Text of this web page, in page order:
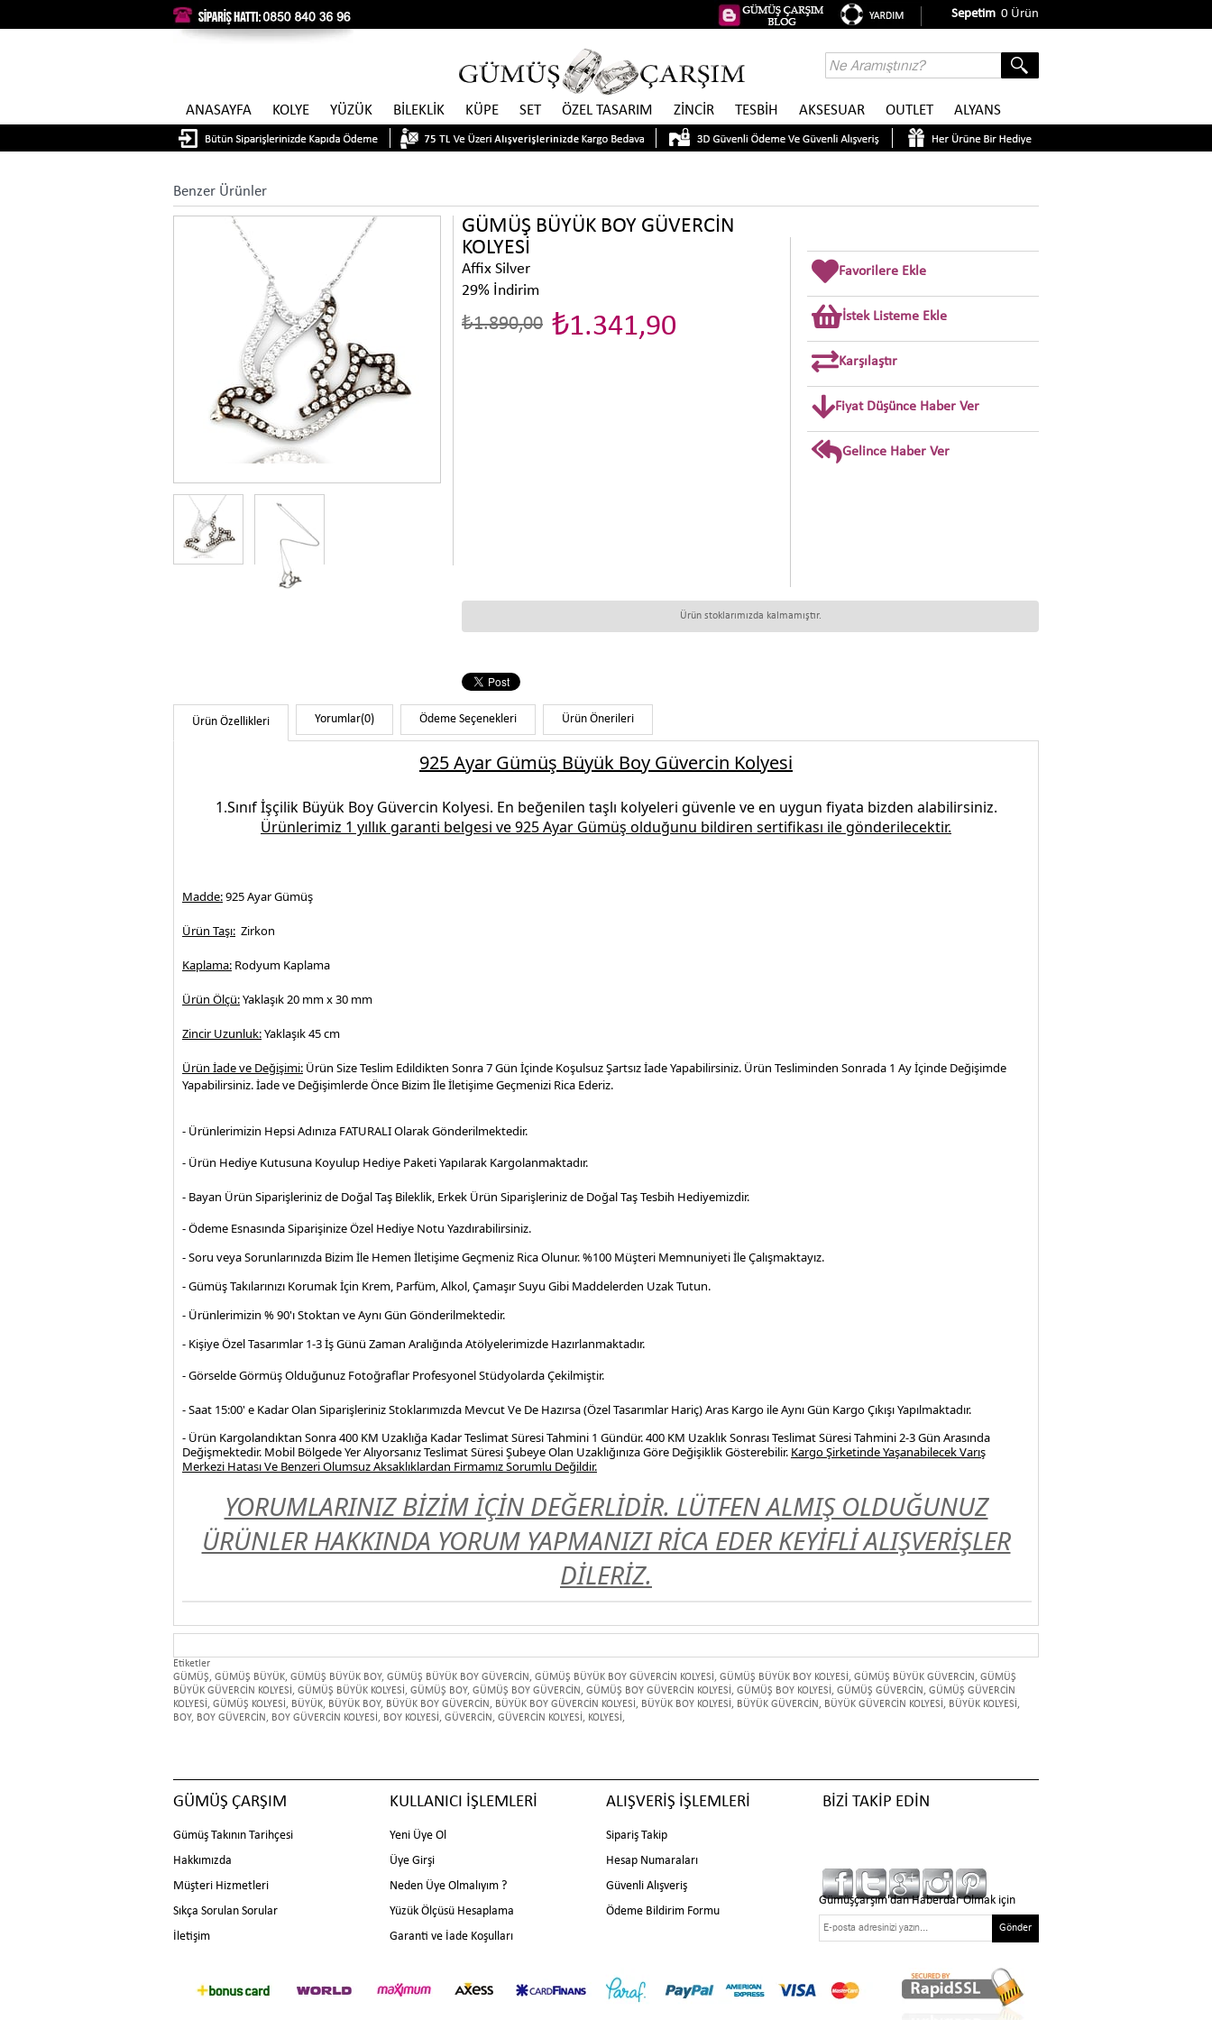
Sepetim 0 Ürün
ANASAYFA KOLYE YÜZÜK BİLEKLİK KÜPE SET ÖZEL TASARIM ZİNCİR TESBİH AKSESUAR OUTLET ALYANS
Benzer Ürünler
GÜMÜŞ BÜYÜK BOY GÜVERCİN
KOLYESİ
Affix Silver
%
29 İndirim
₺1.890,00 ₺1.341,90
Favorilere Ekle
İstek Listeme Ekle
Karşılaştır
Fiyat Düşünce Haber Ver
Gelince Haber Ver
Ürün stoklarımızda kalmamıştır.
Ürün Özellikleri Yorumlar(0) Ödeme Seçenekleri Ürün Önerileri
925 Ayar Gümüş Büyük Boy Güvercin Kolyesi
1.Sınıf İşçilik Büyük Boy Güvercin Kolyesi. En beğenilen taşlı kolyeleri güvenle ve en uygun fiyata bizden alabilirsiniz.
Ürünlerimiz 1 yıllık garanti belgesi ve925 Ayar Gümüş olduğunu bildiren sertifikası ile gönderilecektir.
Madde:925 Ayar Gümüş
Ürün Taşı: Zirkon
Kaplama: Rodyum Kaplama
Ürün Ölçü:Yaklaşık 20 mm x 30 mm
Zincir Uzunluk:Yaklaşık 45 cm
Ürün İade ve Değişimi: Ürün Size Teslim Edildikten Sonra 7 Gün İçinde Koşulsuz Şartsız İade Yapabilirsiniz. Ürün Tesliminden Sonrada 1 Ay İçinde Değişimde
Yapabilirsiniz. İade ve Değişimlerde Önce Bizim İle İletişime Geçmenizi Rica Ederiz.
- Ürünlerimizin Hepsi Adınıza FATURALI Olarak Gönderilmektedir.
- Ürün Hediye Kutusuna Koyulup Hediye Paketi Yapılarak Kargolanmaktadır.
- Bayan Ürün Siparişleriniz de Doğal Taş Bileklik, Erkek Ürün Siparişleriniz de Doğal Taş Tesbih Hediyemizdir.
- Ödeme Esnasında Siparişinize Özel Hediye Notu Yazdırabilirsiniz.
- Soru veya Sorunlarınızda Bizim İle Hemen İletişime Geçmeniz Rica Olunur. %100 Müşteri Memnuniyeti İle Çalışmaktayız.
- Gümüş Takılarınızı Korumak İçin Krem, Parfüm, Alkol, Çamaşır Suyu Gibi Maddelerden Uzak Tutun.
- Ürünlerimizin % 90'ı Stoktan ve Aynı Gün Gönderilmektedir.
- Kişiye Özel Tasarımlar 1-3 İş Günü Zaman Aralığında Atölyelerimizde Hazırlanmaktadır.
- Görselde Görmüş Olduğunuz Fotoğraflar ProfesyonelStüdyolarda Çekilmiştir.
- Saat 15:00' e Kadar Olan Siparişleriniz Stoklarımızda Mevcut Ve De Hazırsa (Özel Tasarımlar Hariç) Aras Kargo ile Aynı Gün Kargo Çıkışı Yapılmaktadır.
- Ürün Kargolandıktan Sonra 400 KM Uzaklığa Kadar Teslimat Süresi Tahmini 1 Gündür. 400 KM Uzaklık Sonrası Teslimat Süresi Tahmini 2-3 Gün Arasında
Değişmektedir. Mobil Bölgede Yer Alıyorsanız Teslimat Süresi Şubeye Olan Uzaklığınıza Göre Değişiklik Gösterebilir. Kargo Şirketinde Yaşanabilecek Varış
Merkezi Hatası Ve Benzeri Olumsuz Aksaklıklardan Firmamız Sorumlu Değildir.
YORUMLARINIZ BİZİM İÇİN DEĞERLİDİR. LÜTFEN ALMIŞ OLDUĞUNUZ
ÜRÜNLER HAKKINDA YORUM YAPMANIZI RİCA EDER KEYİFLİ ALIŞVERİŞLER
DİLERİZ.
Etiketler
GÜMÜŞ, GÜMÜŞ BÜYÜK, GÜMÜŞ BÜYÜK BOY, GÜMÜŞ BÜYÜK BOY GÜVERCİN , GÜMÜŞ BÜYÜK BOY GÜVERCİN KOLYESİ , GÜMÜŞ BÜYÜK BOY KOLYESİ , GÜMÜŞ BÜYÜK GÜVERCİN , GÜMÜŞ
BÜYÜK GÜVERCİN KOLYESİ , GÜMÜŞ BÜYÜK KOLYESİ , GÜMÜŞ BOY, GÜMÜŞ BOY GÜVERCİN , GÜMÜŞ BOY GÜVERCİN KOLYESİ , GÜMÜŞ BOY KOLYESİ , GÜMÜŞ GÜVERCİN , GÜMÜŞ GÜVERCİN
KOLYESİ , GÜMÜŞ KOLYESİ , BÜYÜK, BÜYÜK BOY, BÜYÜK BOY GÜVERCİN , BÜYÜK BOY GÜVERCİN KOLYESİ , BÜYÜK BOY KOLYESİ , BÜYÜK GÜVERCİN , BÜYÜK GÜVERCİN KOLYESİ , BÜYÜK KOLYESİ ,
BOY, BOY GÜVERCİN , BOY GÜVERCİN KOLYESİ , BOY KOLYESİ , GÜVERCİN , GÜVERCİN KOLYESİ , KOLYESİ ,
Gümüşçarşım'dan Haberdar Olmak için
Gönder
GÜMÜŞ ÇARŞIM
Gümüş Takının Tarihçesi
Hakkımızda
Müşteri Hizmetleri
Sıkça Sorulan Sorular
İletişim
KULLANICI İŞLEMLERİ
Yeni Üye Ol
Üye Girşi
Neden Üye Olmalıyım ?
Yüzük Ölçüsü Hesaplama
Garanti ve İade Koşulları
ALIŞVERİŞ İŞLEMLERİ
Sipariş Takip
Hesap Numaraları
Güvenli Alışveriş
Ödeme Bildirim Formu
BİZİ TAKİP EDİN